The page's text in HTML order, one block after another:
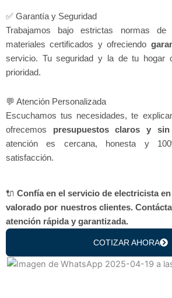
✅ Garantía y Seguridad
Trabajamos bajo estrictas normas de
materiales certificados y ofreciendo
servicio. Tu seguridad y la de tu hogar
prioridad.
💬 Atención Personalizada
Escuchamos tus necesidades, te
ofrecemos presupuestos claros y sin
atención es cercana, honesta y
satisfacción.
🔌 Confía en el servicio de electricista
valorado por nuestros clientes.
atención rápida y garantizada.
COTIZAR AHORA